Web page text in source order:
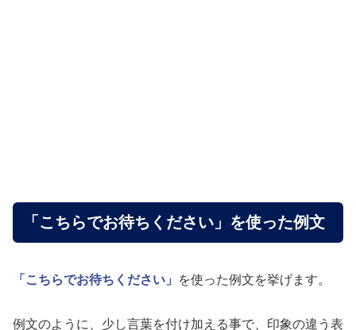
「こちらでお待ちください」を使った例文
「こちらでお待ちください」 を使った例文を挙げます。
例文のように、少し言葉を付け加える事で、印象の違う表